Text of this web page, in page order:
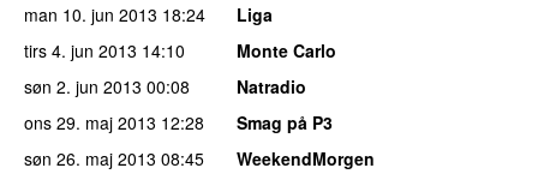
man 10. jun 2013 18:24
Liga
tirs 4. jun 2013 14:10
Monte Carlo
søn 2. jun 2013 00:08
Natradio
ons 29. maj 2013 12:28
Smag på P3
søn 26. maj 2013 08:45
WeekendMorgen